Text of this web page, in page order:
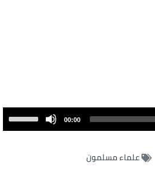
00:00
علماء مسلمون